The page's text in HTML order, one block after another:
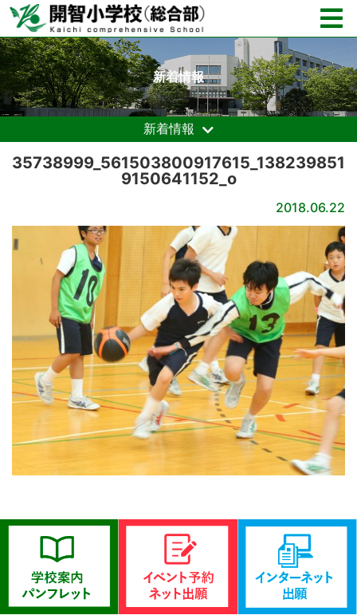
新着情報
新着情報
35738999_561503800917615_138239851
9150641152_o
2018.06.22